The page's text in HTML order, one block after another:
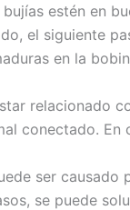
estén en
el siguiente
en la
relacionado
conectado. En
ser causado
se puede